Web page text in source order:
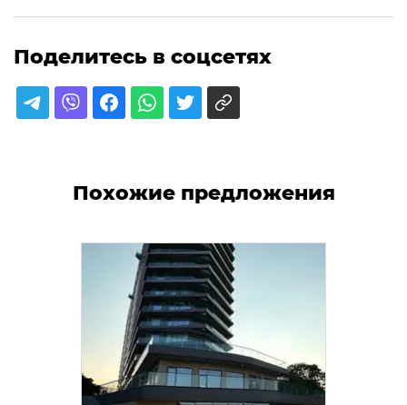
Поделитесь в соцсетях
Похожие предложения